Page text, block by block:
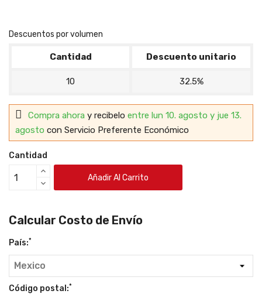
Descuentos por volumen
Cantidad Descuento unitario
10 32.5%
Compra ahora y recibelo entre lun 10. agosto y jue 13.
agosto con Servicio Preferente Económico
Cantidad
Añadir Al Carrito
Calcular Costo de Envío
País:*
Código postal:*